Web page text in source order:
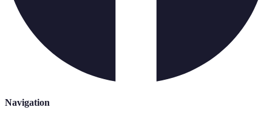
Navigation